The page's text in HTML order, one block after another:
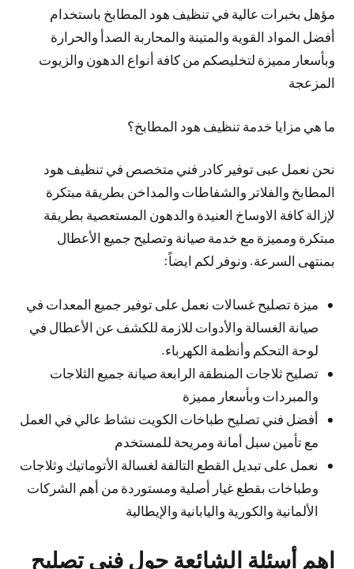
مؤهل بخبرات عالية في تنظيف هود المطابخ باستخدام
أفضل المواد القوية والمتينة والمحاربة الصدأ والحرارة
وبأسعار مميزة لتخليصكم من كافة أنواع الدهون والزيوت
المزعجة
ما هي مزايا خدمة تنظيف هود المطابخ؟
نحن نعمل عبى توفير كادر فني متخصص في تنظيف هود
المطابخ والفلاتر والشفاطات والمداخن بطريقة مبتكرة
لإزالة كافة الاوساخ العنيدة والدهون المستعصية بطريقة
مبتكرة ومميزة مع خدمة صيانة وتصليح جميع الأعطال
بمنتهى السرعة. ونوفر لكم ايضاً:
ميزة تصليح غسالات نعمل على توفير جميع المعدات في
صيانة الغسالة والأدوات للازمة للكشف عن الأعطال في
لوحة التحكم وأنظمة الكهرباء.
تصليح ثلاجات المنطقة الرابعة صيانة جميع الثلاجات
والمبردات وبأسعار مميزة
أفضل فني تصليح طباخات الكويت نشاط عالي في العمل
مع تأمين سبل أمانة ومريحة للمستخدم
نعمل على تبديل القطع التالفة لغسالة الأتوماتيك وثلاجات
وطباخات بقطع غيار أصلية ومستوردة من أهم الشركات
الألمانية والكورية واليابانية والإيطالية
اهم أسئلة الشائعة حول فني تصليح